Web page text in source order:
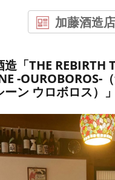
加藤酒造
造「THE REBIRTH
-OUROBOROS-
ン ウロボロス）」